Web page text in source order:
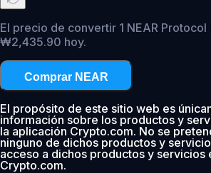
El precio de convertir 1 NEAR Protocol
₩2,435.90 hoy.
Comprar NEAR
El propósito de este sitio web es
información sobre los productos y
la aplicación Crypto.com. No se
ninguno de dichos productos y
acceso a dichos productos y servicios
Crypto.com.